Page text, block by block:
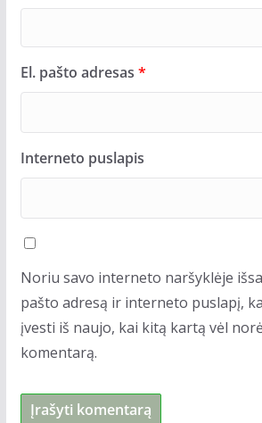
El. pašto adresas *
Interneto puslapis
Noriu savo interneto naršyklėje
pašto adresą ir interneto puslapį,
įvesti iš naujo, kai kitą kartą vėl
komentarą.